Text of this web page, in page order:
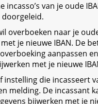
incasso’s van je oude
overboeken naar je
je nieuwe IBAN. De
aanpassen
met je nieuwe
instelling die incasseert
melding. De incassant
bijwerken met je